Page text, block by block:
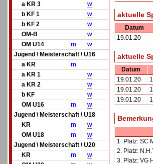
a KR 3
w
b KF 1
w
b KF 2
w
OM-B
w
OM U14
m
w
Jugend \ Meisterschaft \ U16
a KR
m
a KR 1
w
a KR 2
w
b KF
w
OM U16
m
w
Jugend \ Meisterschaft \ U18
KR
m
w
OM U18
m
w
Jugend \ Meisterschaft \ U20
KR
m
w
aktuelle
Datum
19.01.20
aktuelle
Datum
19.01.20
19.01.20
19.01.20
1. Platz: SC
2. Platz:
3. Platz: VG